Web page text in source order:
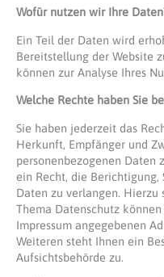
Wofür nutzen wir Ihre
Ein Teil der Daten wird
Bereitstellung der Website
können zur Analyse Ihres
Welche Rechte haben Sie
Sie haben jederzeit das
Herkunft, Empfänger und
personenbezogenen Daten
ein Recht, die Berichtigung,
Daten zu verlangen. Hierzu
Thema Datenschutz
Impressum angegebenen
Weiteren steht Ihnen ein
Aufsichtsbehörde zu.